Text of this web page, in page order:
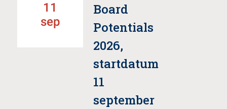
11
sep
Board
Potentials
2026,
startdatum
11
september